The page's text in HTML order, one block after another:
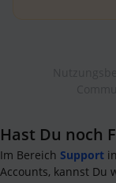
Hast Du noch
Im Bereich Support
Accounts, kannst Du